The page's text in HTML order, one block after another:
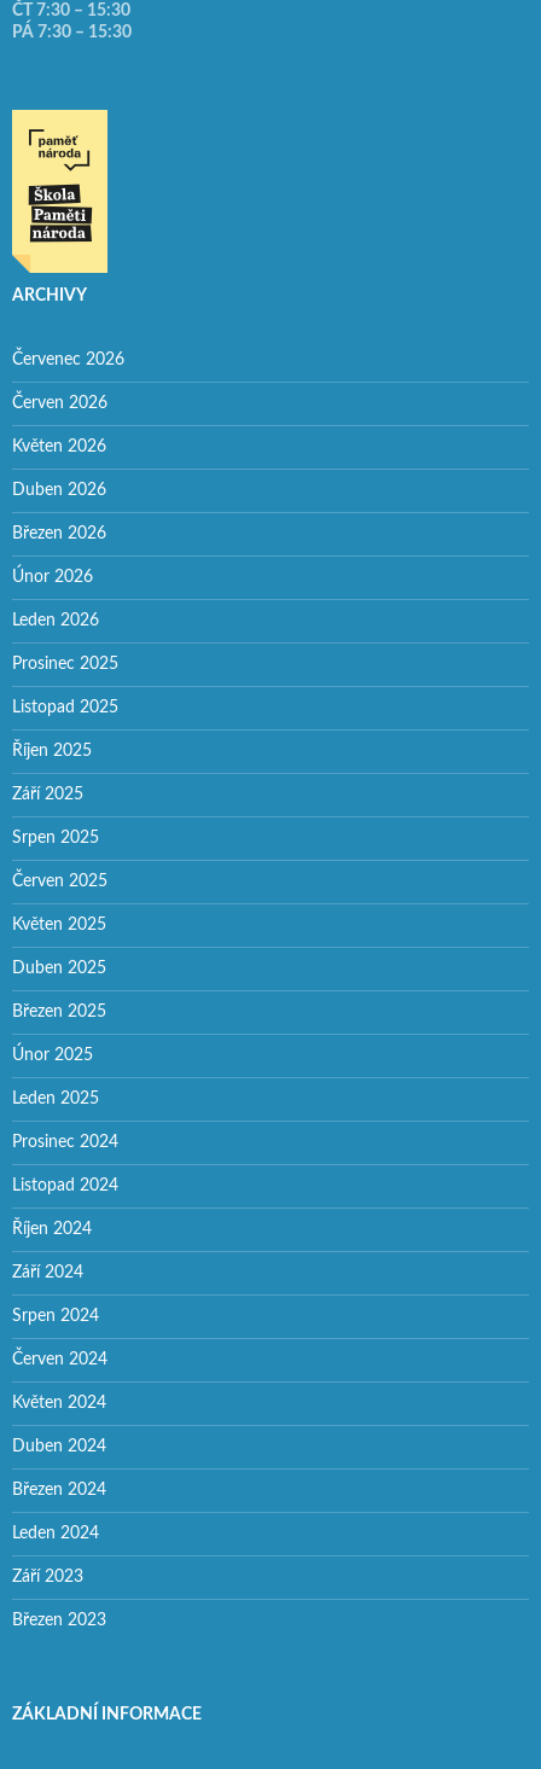
ČT 7:30 – 15:30
PÁ 7:30 – 15:30
ARCHIVY
Červenec 2026
Červen 2026
Květen 2026
Duben 2026
Březen 2026
Únor 2026
Leden 2026
Prosinec 2025
Listopad 2025
Říjen 2025
Září 2025
Srpen 2025
Červen 2025
Květen 2025
Duben 2025
Březen 2025
Únor 2025
Leden 2025
Prosinec 2024
Listopad 2024
Říjen 2024
Září 2024
Srpen 2024
Červen 2024
Květen 2024
Duben 2024
Březen 2024
Leden 2024
Září 2023
Březen 2023
ZÁKLADNÍ INFORMACE